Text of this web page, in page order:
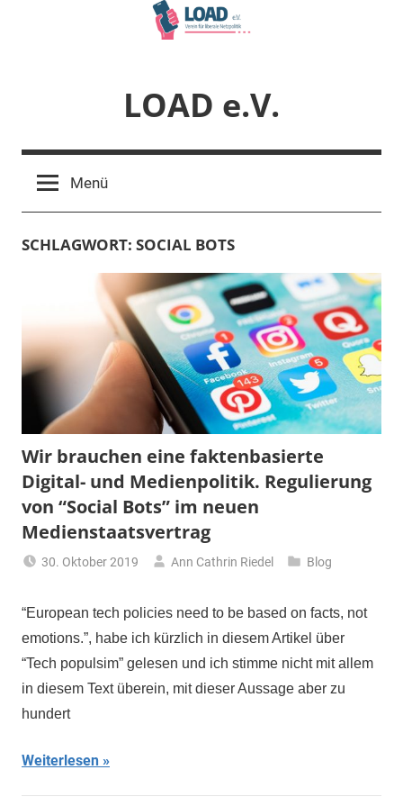
LOAD e.V.
liberale
Menü
SCHLAGWORT: SOCIAL BOTS
Wir brauchen eine faktenbasierte
Digital- und Medienpolitik. Regulierung
von “Social Bots” im neuen
Medienstaatsvertrag
30. Oktober 2019 Ann Cathrin Riedel Blog
“European tech policies need to be based on facts, not
emotions.”, habe ich kürzlich in diesem Artikel über
“Tech populsim” gelesen und ich stimme nicht mit allem
in diesem Text überein, mit dieser Aussage aber zu
hundert
Weiterlesen